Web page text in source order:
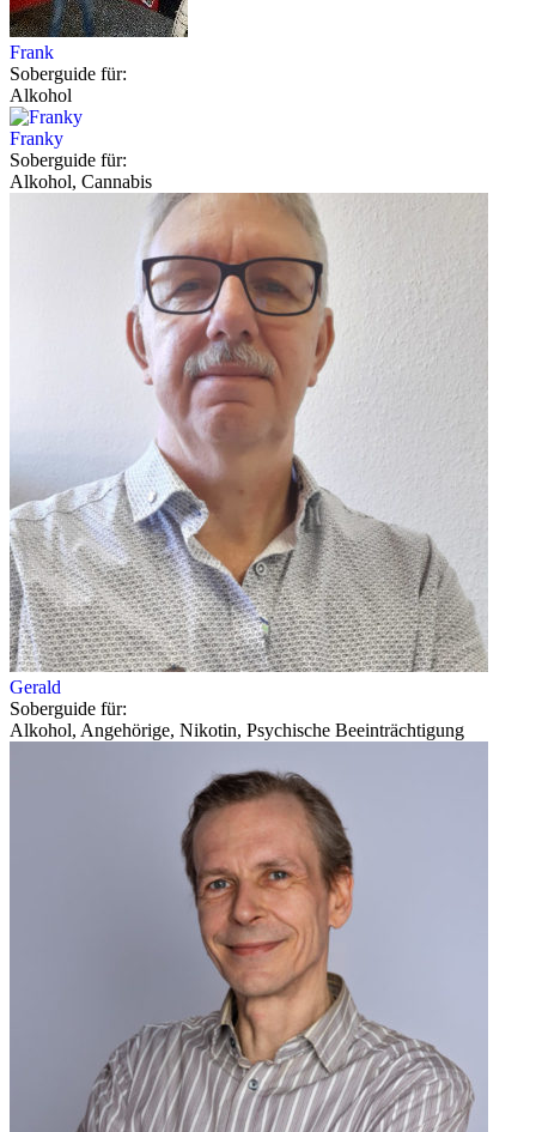
Frank
Soberguide für:
Alkohol
Franky
Soberguide für:
Alkohol, Cannabis
Gerald
Soberguide für:
Alkohol, Angehörige, Nikotin, Psychische Beeinträchtigung